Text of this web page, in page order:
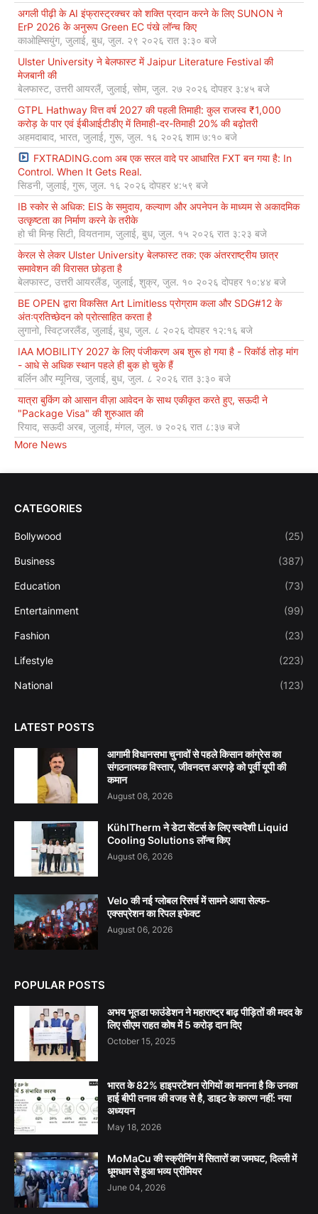
अगली पीढ़ी के AI इंफ्रास्ट्रक्चर को शक्ति प्रदान करने के लिए SUNON ने
ErP 2026 के अनुरूप Green EC पंखे लॉन्च किए
काओह्सियुंग, जुलाई, बुध, जुल. २९ २०२६ रात ३:३० बजे
Ulster University ने बेलफास्ट में Jaipur Literature Festival की
मेजबानी की
बेलफास्ट, उत्तरी आयरलैं, जुलाई, सोम, जुल. २७ २०२६ दोपहर ३:४५ बजे
GTPL Hathway वित्त वर्ष 2027 की पहली तिमाही: कुल राजस्व ₹1,000
करोड़ के पार एवं ईबीआईटीडीए में तिमाही-दर-तिमाही 20% की बढ़ोतरी
अहमदाबाद, भारत, जुलाई, गुरू, जुल. १६ २०२६ शाम ७:१० बजे
FXTRADING.com अब एक सरल वादे पर आधारित FXT बन गया है: In
Control. When It Gets Real.
सिडनी, जुलाई, गुरू, जुल. १६ २०२६ दोपहर ४:५९ बजे
IB स्कोर से अधिक: EIS के समुदाय, कल्याण और अपनेपन के माध्यम से अकादमिक
उत्कृष्टता का निर्माण करने के तरीके
हो ची मिन्ह सिटी, वियतनाम, जुलाई, बुध, जुल. १५ २०२६ रात ३:२३ बजे
केरल से लेकर Ulster University बेलफास्ट तक: एक अंतरराष्ट्रीय छात्र
समावेशन की विरासत छोड़ता है
बेलफास्ट, उत्तरी आयरलैंड, जुलाई, शुक्र, जुल. १० २०२६ दोपहर १०:४४ बजे
BE OPEN द्वारा विकसित Art Limitless प्रोग्राम कला और SDG#12 के
अंतःप्रतिच्छेदन को प्रोत्साहित करता है
लुगानो, स्विट्जरलैंड, जुलाई, बुध, जुल. ८ २०२६ दोपहर १२:१६ बजे
IAA MOBILITY 2027 के लिए पंजीकरण अब शुरू हो गया है - रिकॉर्ड तोड़ मांग
- आधे से अधिक स्थान पहले ही बुक हो चुके हैं
बर्लिन और म्यूनिख, जुलाई, बुध, जुल. ८ २०२६ रात ३:३० बजे
यात्रा बुकिंग को आसान वीज़ा आवेदन के साथ एकीकृत करते हुए, सऊदी ने
"Package Visa" की शुरुआत की
रियाद, सऊदी अरब, जुलाई, मंगल, जुल. ७ २०२६ रात ८:३७ बजे
More News
CATEGORIES
Bollywood (25)
Business (387)
Education (73)
Entertainment (99)
Fashion (23)
Lifestyle (223)
National (123)
LATEST POSTS
आगामी विधानसभा चुनावों से पहले किसान कांग्रेस का
संगठनात्मक विस्तार, जीवनदत्त अरगड़े को पूर्वी यूपी की
कमान
August 08, 2026
KühlTherm ने डेटा सेंटर्स के लिए स्वदेशी Liquid
Cooling Solutions लॉन्च किए
August 06, 2026
Velo की नई ग्लोबल रिसर्च में सामने आया सेल्फ-
एक्सप्रेशन का रिपल इफेक्ट
August 06, 2026
POPULAR POSTS
अभय भूतडा फाउंडेशन ने महाराष्ट्र बाढ़ पीड़ितों की मदद के
लिए सीएम राहत कोष में 5 करोड़ दान दिए
October 15, 2025
भारत के 82% हाइपरटेंशन रोगियों का मानना है कि उनका
हाई बीपी तनाव की वजह से है, डाइट के कारण नहीं: नया
अध्ययन
May 18, 2026
MoMaCu की स्क्रीनिंग में सितारों का जमघट, दिल्ली में
धूमधाम से हुआ भव्य प्रीमियर
June 04, 2026